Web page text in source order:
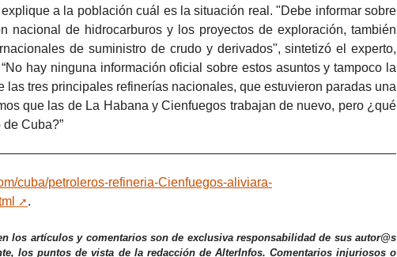
a la población cuál es la situación real. "Debe informar sobre
nacional de hidrocarburos y los proyectos de exploración, también
de suministro de crudo y derivados", sintetizó el experto,
hay ninguna información oficial sobre estos asuntos y tampoco la
las tres principales refinerías nacionales, que estuvieron paradas una
que las de La Habana y Cienfuegos trabajan de nuevo, pero ¿qué
Cuba?”
cuba/petroleros-refineria-Cienfuegos-aliviara-
.
los artículos y comentarios son de exclusiva responsabilidad de sus autor@s
los puntos de vista de la redacción de AlterInfos. Comentarios injuriosos o